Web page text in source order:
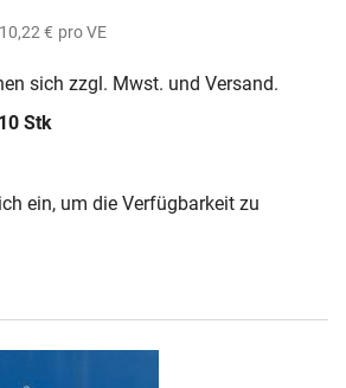
10,22 € pro VE
sich zzgl. Mwst. und Versand.
10 Stk
ein, um die Verfügbarkeit zu